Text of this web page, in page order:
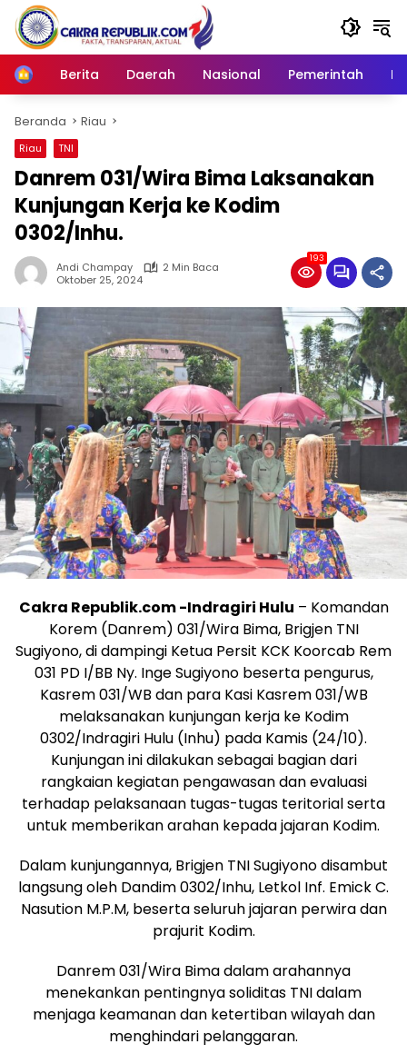
Langsung
konten
Home
Berita Daerah Nasional Pemerintah
Beranda Riau
Riau TNI
Danrem 031/Wira Bima Laksanakan
Kunjungan Kerja ke Kodim
0302/Inhu.
Andi Champay
2 Min Baca
Oktober 25, 2024
193
Cakra Republik.com -Indragiri Hulu – Komandan
Korem (Danrem) 031/Wira Bima, Brigjen TNI
Sugiyono, di dampingi Ketua Persit KCK Koorcab Rem
031 PD I/BB Ny. Inge Sugiyono beserta pengurus,
Kasrem 031/WB dan para Kasi Kasrem 031/WB
melaksanakan kunjungan kerja ke Kodim
0302/Indragiri Hulu (Inhu) pada Kamis (24/10).
Kunjungan ini dilakukan sebagai bagian dari
rangkaian kegiatan pengawasan dan evaluasi
terhadap pelaksanaan tugas-tugas teritorial serta
untuk memberikan arahan kepada jajaran Kodim.
Dalam kunjungannya, Brigjen TNI Sugiyono disambut
langsung oleh Dandim 0302/Inhu, Letkol Inf. Emick C.
Nasution M.P.M, beserta seluruh jajaran perwira dan
prajurit Kodim.
Danrem 031/Wira Bima dalam arahannya
menekankan pentingnya soliditas TNI dalam
menjaga keamanan dan ketertiban wilayah dan
menghindari pelanggaran.